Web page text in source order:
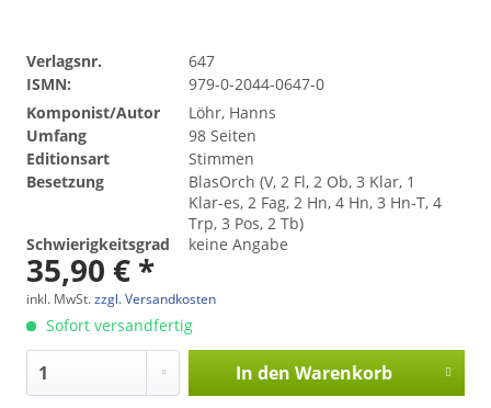
Verlagsnr.
647
ISMN:
979-0-2044-0647-0
Komponist/Autor
Löhr, Hanns
Umfang
98 Seiten
Editionsart
Stimmen
Besetzung
BlasOrch (V, 2 Fl, 2 Ob, 3 Klar, 1
Klar-es, 2 Fag, 2 Hn, 4 Hn, 3 Hn-T, 4
Trp, 3 Pos, 2 Tb)
Schwierigkeitsgrad
keine Angabe
35,90 € *
inkl. MwSt.zzgl. Versandkosten
Sofort versandfertig
In den Warenkorb